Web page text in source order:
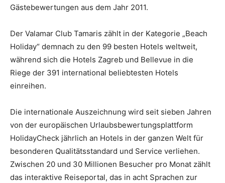
Gästebewertungen aus dem Jahr 2011.
Der Valamar Club Tamaris zählt in der Kategorie „Beach
Holiday“ demnach zu den 99 besten Hotels weltweit,
während sich die Hotels Zagreb und Bellevue in die
Riege der 391 international beliebtesten Hotels
einreihen.
Die internationale Auszeichnung wird seit sieben Jahren
von der europäischen Ur­laubsbewertungsplattform
HolidayCheck jährlich an Hotels in der ganzen Welt für
be­sonderen Qualitätsstandard und Service verliehen.
Zwischen 20 und 30 Millionen Be­sucher pro Monat zählt
das interaktive Reiseportal, das in acht Sprachen zur